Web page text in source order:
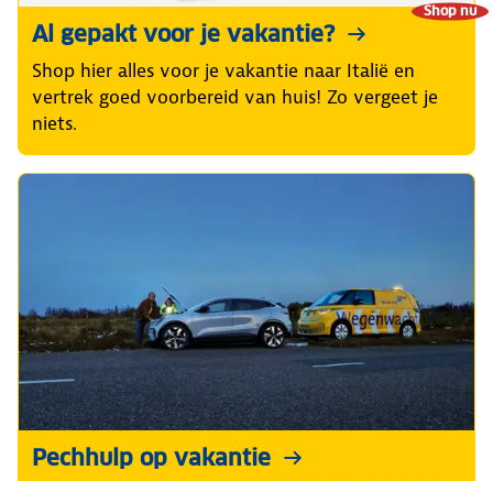
Shop nu
Al gepakt voor je vakantie?
Shop hier alles voor je vakantie naar Italië en
vertrek goed voorbereid van huis! Zo vergeet je
niets.
Pechhulp op vakantie